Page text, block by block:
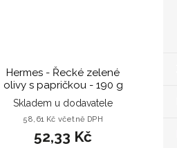
Hermes - Řecké zelené
olivy s papričkou - 190 g
Skladem u dodavatele
58,61 Kč včetně DPH
52,33 Kč